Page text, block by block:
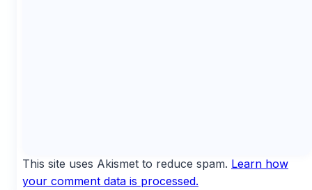
This site uses Akismet to reduce spam. Learn how
your comment data is processed.